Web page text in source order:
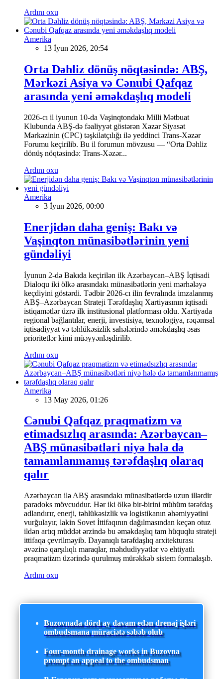
Ardını oxu
Amerika
13 İyun 2026, 20:54
Orta Dəhliz dönüş nöqtəsində: ABŞ,
Mərkəzi Asiya və Cənubi Qafqaz
arasında yeni əməkdaşlıq modeli
2026-cı il iyunun 10-da Vaşinqtondakı Milli Mətbuat
Klubunda ABŞ-də fəaliyyət göstərən Xəzər Siyasət
Mərkəzinin (CPC) təşkilatçılığı ilə yeddinci Trans-Xəzər
Forumu keçirilib. Bu il forumun mövzusu — “Orta Dəhliz
dönüş nöqtəsində: Trans-Xəzər...
Ardını oxu
Amerika
3 İyun 2026, 00:00
Enerjidən daha geniş: Bakı və
Vaşinqton münasibətlərinin yeni
gündəliyi
İyunun 2-də Bakıda keçirilən ilk Azərbaycan–ABŞ İqtisadi
Dialoqu iki ölkə arasındakı münasibətlərin yeni mərhələyə
keçdiyini göstərdi. Tədbir 2026-cı ilin fevralında imzalanmış
ABŞ–Azərbaycan Strateji Tərəfdaşlıq Xartiyasının iqtisadi
istiqamətlər üzrə ilk institusional platforması oldu. Xartiyada
regional bağlantılar, enerji, investisiya, texnologiya, rəqəmsal
iqtisadiyyat və təhlükəsizlik sahələrində əməkdaşlıq əsas
prioritetlər kimi müəyyənləşdirilib.
Ardını oxu
Amerika
13 May 2026, 01:26
Cənubi Qafqaz praqmatizm və
etimadsızlıq arasında: Azərbaycan–
ABŞ münasibətləri niyə hələ də
tamamlanmamış tərəfdaşlıq olaraq
qalır
Azərbaycan ilə ABŞ arasındakı münasibətlərdə uzun illərdir
paradoks mövcuddur. Hər iki ölkə bir-birini mühüm tərəfdaş
adlandırır, enerji, təhlükəsizlik və logistikanın əhəmiyyətini
vurğulayır, lakin Sovet İttifaqının dağılmasından keçən otuz
ildən artıq müddət ərzində bu əməkdaşlıq tam hüquqlu strateji
ittifaqa çevrilməyib. Dayanıqlı tərəfdaşlıq arxitekturası
əvəzinə qarşılıqlı maraqlar, məhdudiyyətlər və ehtiyatlı
praqmatizm üzərində qurulmuş mürəkkəb sistem formalaşıb.
Ardını oxu
Buzovnada dörd ay davam edən drenaj işləri
ombudsmana müraciətə səbəb olub
Four-month drainage works in Buzovna
prompt an appeal to the ombudsman